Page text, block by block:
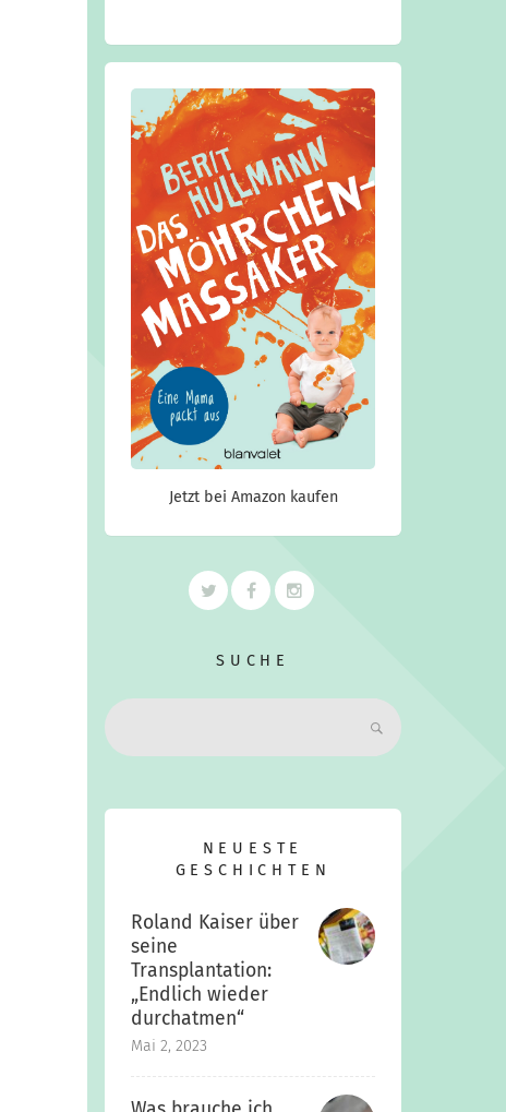
Jetzt bei Amazon kaufen
SUCHE
Search:
NEUESTE
GESCHICHTEN
Roland Kaiser über
seine
Transplantation:
„Endlich wieder
durchatmen“
Mai 2, 2023